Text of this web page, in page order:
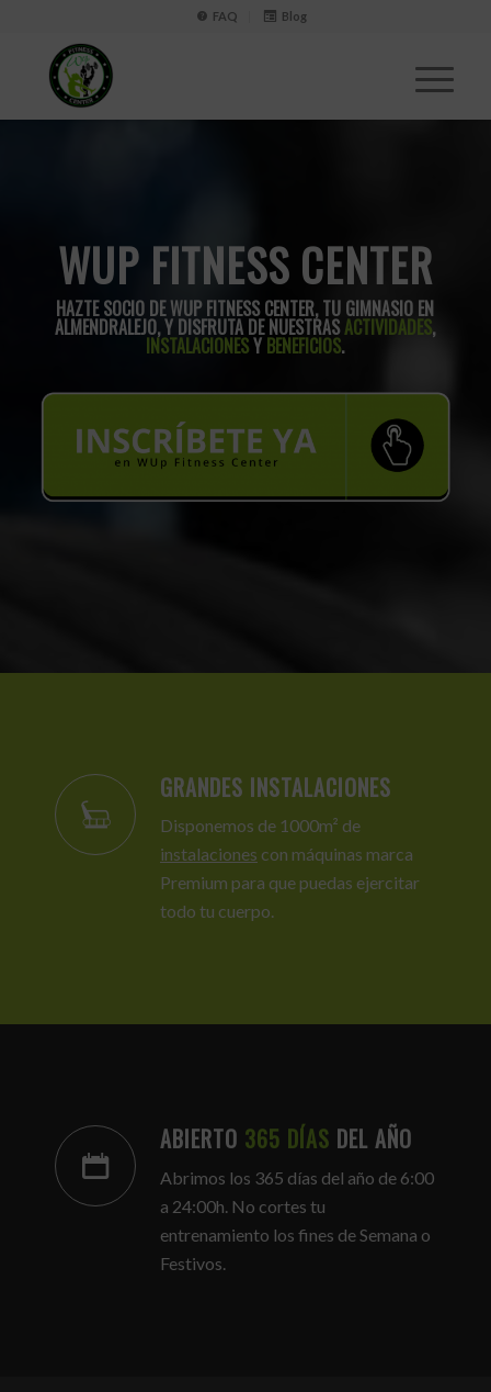
FAQ Blog
WUP FITNESS CENTER
HAZTE SOCIO DE WUP FITNESS CENTER, TU GIMNASIO EN
ALMENDRALEJO, Y DISFRUTA DE NUESTRASACTIVIDADES,
INSTALACIONESY BENEFICIOS.
GRANDES INSTALACIONES
Disponemos de 1000m² de
instalaciones con máquinas marca
Premium para que puedas ejercitar
todo tu cuerpo.
ABIERTO 365 DÍAS DEL AÑO
Abrimos los 365 días del año de 6:00
a 24:00h. No cortes tu
entrenamiento los fines de Semana o
Festivos.